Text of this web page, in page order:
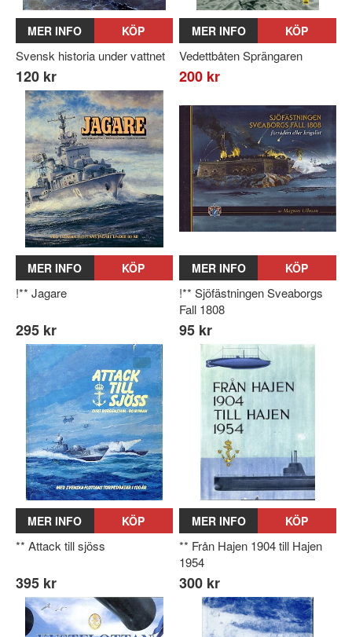
MER INFO KÖP
Svensk historia under vattnet
120 kr
MER INFO KÖP
Vedettbåten Sprängaren
200 kr
MER INFO KÖP
!** Jagare
295 kr
MER INFO KÖP
!** Sjöfästningen Sveaborgs
Fall 1808
95 kr
MER INFO KÖP
** Attack till sjöss
395 kr
MER INFO KÖP
** Från Hajen 1904 till Hajen
1954
300 kr